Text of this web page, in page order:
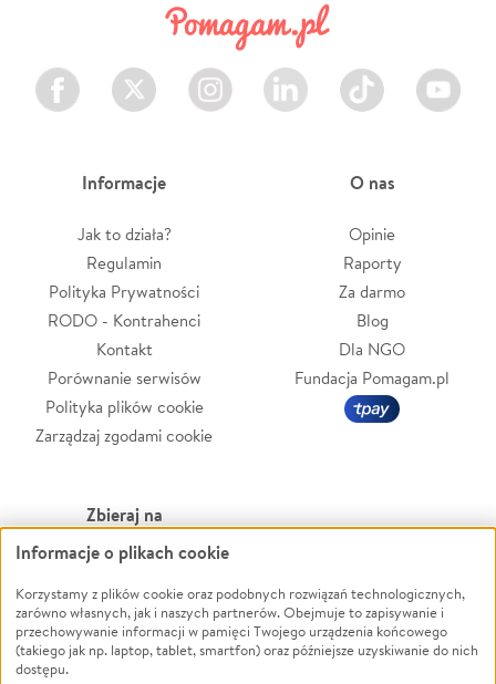
Facebook Twitter Instagram LinkedIn TikTok Youtube
Informacje
Jak to działa?
Regulamin
Polityka Prywatności
RODO - Kontrahenci
Kontakt
Porównanie serwisów
Polityka plików cookie
Zarządzaj zgodami cookie
O nas
Opinie
Raporty
Za darmo
Blog
Dla NGO
Fundacja Pomagam.pl
Zbieraj na
Leczenie
Zwierzęta
Pożar
Ukraina
Powódź
Wichura
NGO
Informacje o plikach cookie
Korzystamy z plików cookie oraz podobnych rozwiązań technologicznych,
zarówno własnych, jak i naszych partnerów. Obejmuje to zapisywanie i
przechowywanie informacji w pamięci Twojego urządzenia końcowego
(takiego jak np. laptop, tablet, smartfon) oraz późniejsze uzyskiwanie do nich
dostępu.